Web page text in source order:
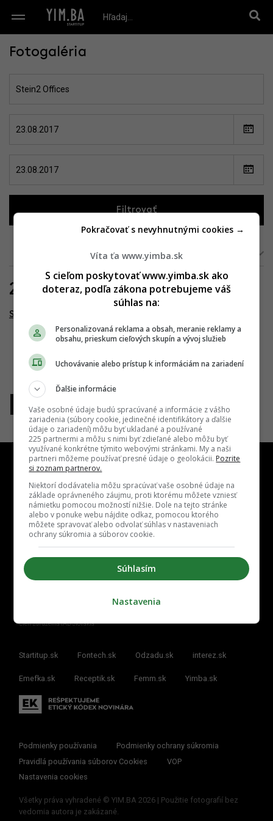
Fotogaléria
Filtrovať
Zoradiť:Podľa projektu
23.08.2017
Stein2 Offices
Kontakt Inzercia Cenník Redakcia Kariéra
Člen združenia IAB Slovakia
Startitup.sk Fontech.sk Odzadu.sk interez.sk
Emefka.sk Receptik.sk Femm.sk Yimba.sk
Podmienky používania
Podmienky ochrany súkromia
Pravidlá používania súborov Cookies
VOP
Nastavenia cookies
Všetky práva vyhradené © YIM.BA 2026 | Použitie fotografií bez
vedomia autora je zakázané.
Víta ťa www.yimba.sk
S cieľom poskytovať www.yimba.sk ako
doteraz, podľa zákona potrebujeme váš
súhlas na:
Personalizovaná reklama a obsah, meranie reklamy a
obsahu, prieskum cieľových skupín a vývoj služieb
Uchovávanie alebo prístup k informáciám na zariadení
Ďalšie informácie
Vaše osobné údaje budú spracúvané a informácie z vášho
zariadenia (súbory cookie, jedinečné identifikátory a ďalšie
údaje o zariadení) môžu byť ukladané a používané
225 partnermi a môžu s nimi byť zdieľané alebo môžu byť
využívané konkrétne týmito webovými stránkami. My a naši
partneri môžeme používať presné údaje o geolokácii. Pozrite
si zoznam partnerov.
Niektorí dodávatelia môžu spracúvať vaše osobné údaje na
základe oprávneného záujmu, proti ktorému môžete vzniesť
námietku pomocou možností nižšie. Dole na tejto stránke
alebo v ponuke webu nájdite odkaz, pomocou ktorého
môžete spravovať alebo odvolať súhlas v nastaveniach
ochrany súkromia a súborov cookie.
Súhlasím
Pokračovať s nevyhnutnými cookies →
Nastavenia